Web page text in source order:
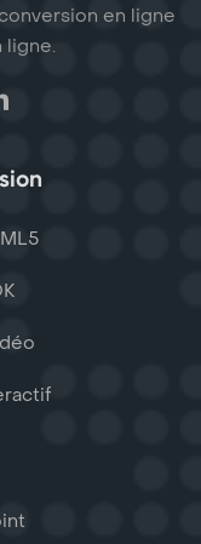
en ligne
ligne.